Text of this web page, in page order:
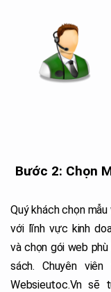
Bước 2: Chọn
Quý khách chọn
với lĩnh vực kinh
và chọn gói web phù
sách. Chuyên
Websieutoc.Vn sẽ